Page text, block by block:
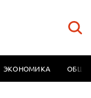
ЭКОНОМИКА